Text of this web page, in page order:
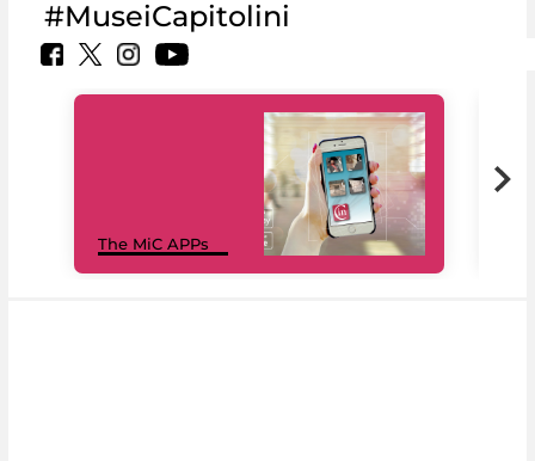
#MuseiCapitolini
The MiC APPs